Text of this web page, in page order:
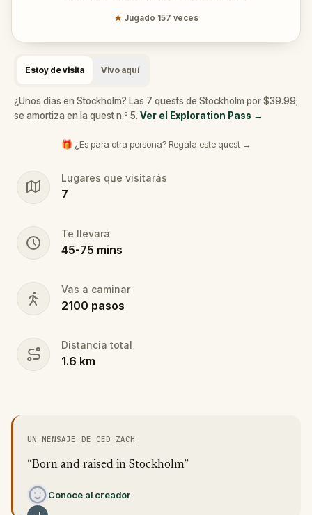
★ Jugado 157 veces
Estoy de visita Vivo aquí
¿Unos días en Stockholm? Las 7 quests de Stockholm por $39.99;
se amortiza en la quest n.º 5. Ver el Exploration Pass →
🎁 ¿Es para otra persona? Regala este quest →
Lugares que visitarás
7
Te llevará
45-75 mins
Vas a caminar
2100 pasos
Distancia total
1.6 km
UN MENSAJE DE CED ZACH
“Born and raised in Stockholm”
Conoce al creador